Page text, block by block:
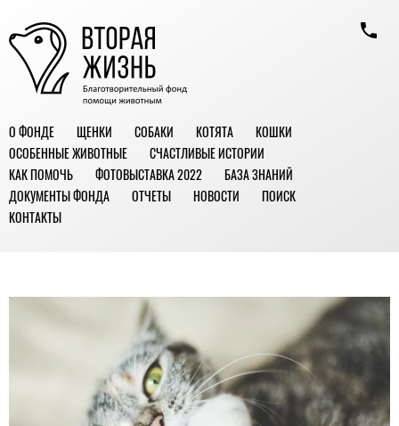
О ФОНДЕ ЩЕНКИ СОБАКИ КОТЯТА
КОШКИ
ОСОБЕННЫЕ ЖИВОТНЫЕ
СЧАСТЛИВЫЕ ИСТОРИИ
КАК ПОМОЧЬ
ФОТОВЫСТАВКА 2022
БАЗА ЗНАНИЙ
ДОКУМЕНТЫ ФОНДА
ОТЧЕТЫ НОВОСТИ
ПОИСК
КОНТАКТЫ